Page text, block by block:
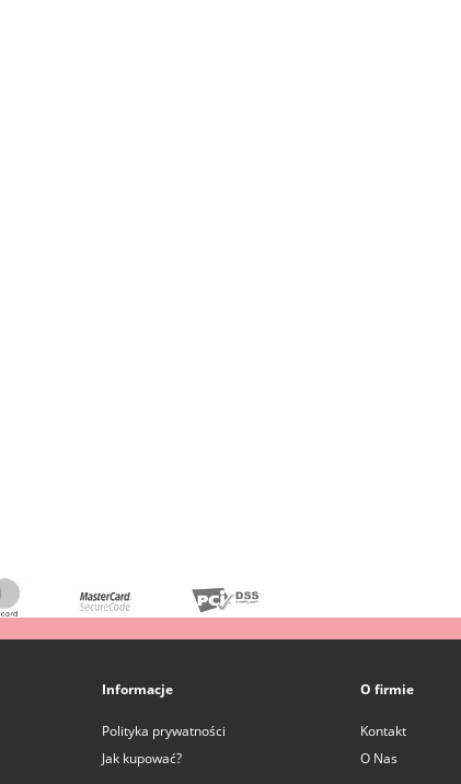
Informacje
Polityka prywatności
Jak kupować?
O firmie
Kontakt
O Nas